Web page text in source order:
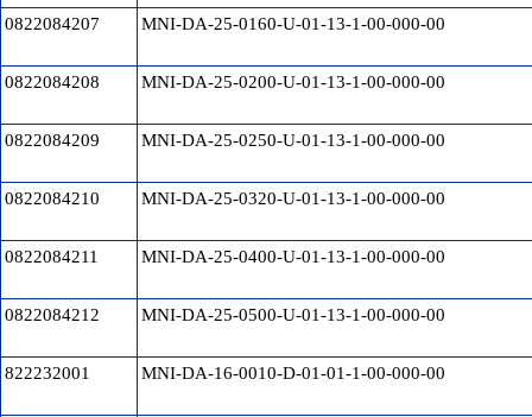
0822084207 MNI-DA-25-0160-U-01-13-1-00-000-00
0822084208 MNI-DA-25-0200-U-01-13-1-00-000-00
0822084209 MNI-DA-25-0250-U-01-13-1-00-000-00
0822084210 MNI-DA-25-0320-U-01-13-1-00-000-00
0822084211 MNI-DA-25-0400-U-01-13-1-00-000-00
0822084212 MNI-DA-25-0500-U-01-13-1-00-000-00
822232001 MNI-DA-16-0010-D-01-01-1-00-000-00